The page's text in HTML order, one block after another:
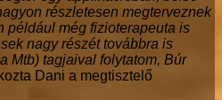
részletesen megterveznek
például még fizioterapeuta is
nagy részét továbbra is
Mtb) tagjaival folytatom, Búr
Dani a megtisztelő